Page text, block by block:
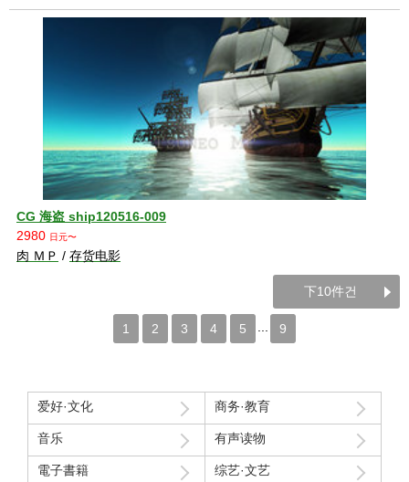
CG 海盗 ship120516-009
2980 日元〜
肉 ＭＰ / 存货电影
下10件건
1 2 3 4 5 9
爱好·文化 商务·教育
音乐 有声读物
電子書籍 综艺·文艺